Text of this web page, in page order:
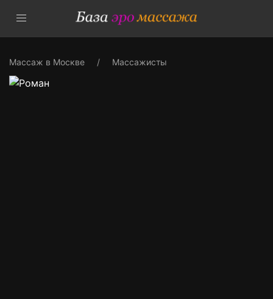
Массаж в Москве Массажисты